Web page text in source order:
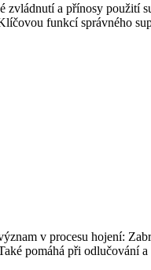
a přínosy použití
funkcí správného
v procesu hojení:
pomáhá při odlučování